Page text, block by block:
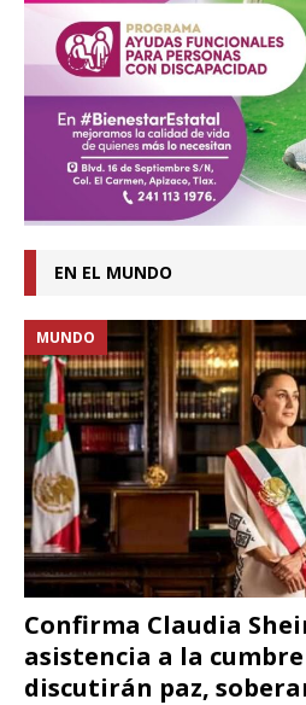
EN EL MUNDO
Confirma Claudia
asistencia a la cumbre
discutirán paz,
MUNDO